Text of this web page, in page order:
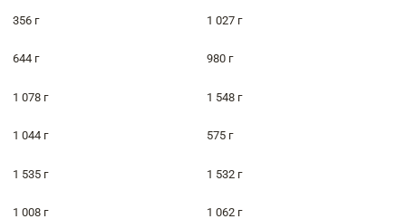
356 г 1 027 г
644 г 980 г
1 078 г 1 548 г
1 044 г 575 г
1 535 г 1 532 г
1 008 г 1 062 г